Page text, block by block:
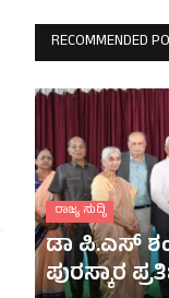
RECOMMENDED
ರಾಜ್ಯ ಸುದ್ದಿ
ಡಾ ಪಿ.ಎಸ್
ಪುರಸ್ಕಾರ